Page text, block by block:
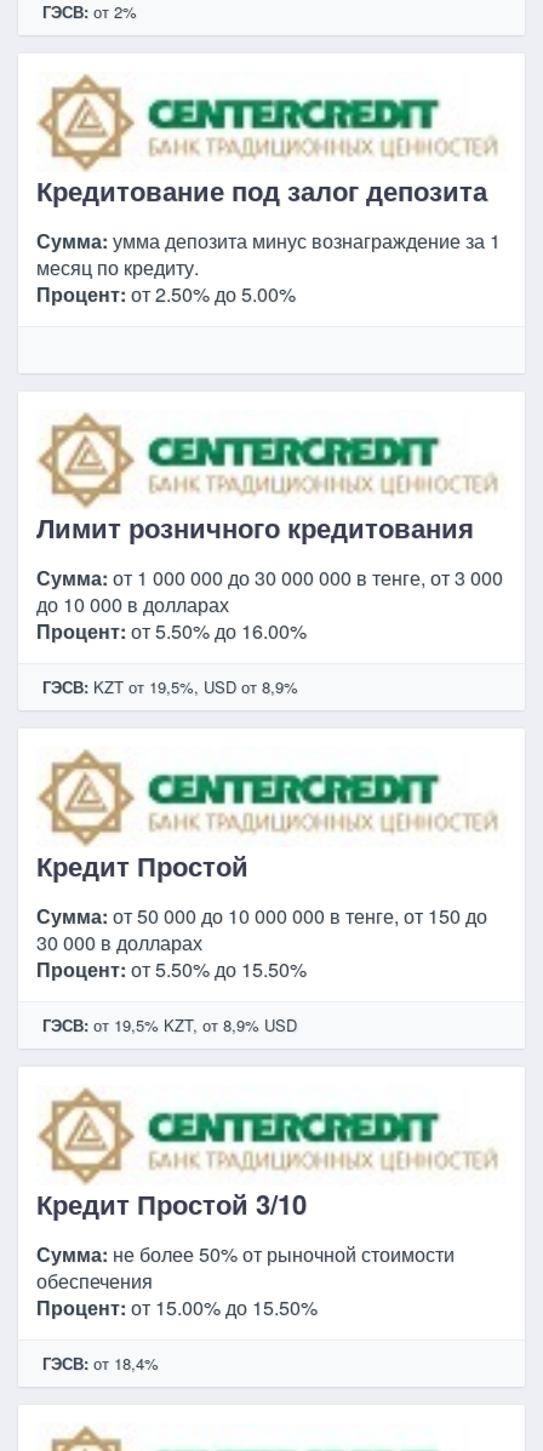
ГЭСВ: от 2%
Кредитование под залог депозита
Сумма: умма депозита минус вознаграждение за 1
месяц по кредиту.
Процент: от 2.50% до 5.00%
Лимит розничного кредитования
Сумма: от 1 000 000 до 30 000 000 в тенге, от 3 000
до 10 000 в долларах
Процент: от 5.50% до 16.00%
ГЭСВ: KZT от 19,5%, USD от 8,9%
Кредит Простой
Сумма: от 50 000 до 10 000 000 в тенге, от 150 до
30 000 в долларах
Процент: от 5.50% до 15.50%
ГЭСВ: от 19,5% KZT, от 8,9% USD
Кредит Простой 3/10
Сумма: не более 50% от рыночной стоимости
обеспечения
Процент: от 15.00% до 15.50%
ГЭСВ: от 18,4%